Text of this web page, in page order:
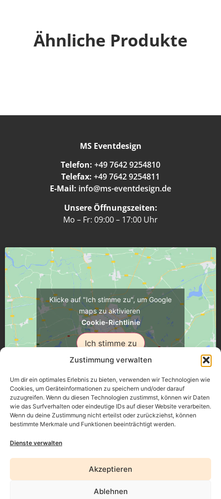
Zustimmung verwalten
Um dir ein optimales Erlebnis zu bieten, verwenden wir Technologien wie
Cookies, um Geräteinformationen zu speichern und/oder darauf
zuzugreifen. Wenn du diesen Technologien zustimmst, können wir Daten
wie das Surfverhalten oder eindeutige IDs auf dieser Website verarbeiten.
Wenn du deine Zustimmung nicht erteilst oder zurückziehst, können
bestimmte Merkmale und Funktionen beeinträchtigt werden.
Dienste verwalten
Akzeptieren
Ablehnen
Ähnliche Produkte
MS Eventdesign
Telefon: +49 7642 9254810
Telefax: +49 7642 9254811
E-Mail: info@ms-eventdesign.de
Unsere Öffnungszeiten:
Mo – Fr: 09:00 – 17:00 Uhr
Klicke auf "Ich stimme zu", um Google
maps zu aktivieren
Cookie-Richtlinie
Ich stimme zu
Üsenberger Strasse 11, 79346 Endingen a.K.
Datenschutz
AGB